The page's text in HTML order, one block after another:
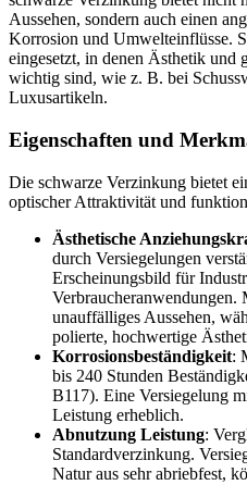
Aussehen, sondern auch einen
Korrosion und Umwelteinflüsse.
eingesetzt, in denen Ästhetik und
wichtig sind, wie z. B. bei
Luxusartikeln.
Eigenschaften und
Die schwarze Verzinkung bietet
optischer Attraktivität und
Ästhetische
durch Versiegelungen
Erscheinungsbild für
Verbraucheranwendungen.
unauffälliges Aussehen,
polierte, hochwertige
Korrosionsbeständigkeit:
bis 240 Stunden
B117). Eine Versiegelung
Leistung erheblich.
Abnutzung Leistung:
Standardverzinkung.
Natur aus sehr abriebfest,